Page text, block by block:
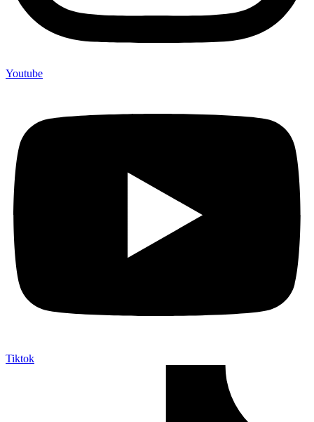
Youtube
Tiktok